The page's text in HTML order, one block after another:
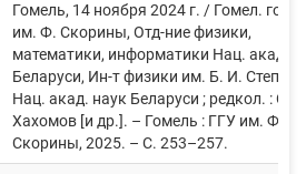
Гомель, 14 ноября 2024 г. / Гомел. гос.
им. Ф. Скорины, Отд-ние физики,
математики, информатики Нац. акад.
Беларуси, Ин-т физики им. Б. И.
Нац. акад. наук Беларуси ; редкол. : С.
Хахомов [и др.]. – Гомель : ГГУ им. Ф.
Скорины, 2025. – С. 253–257.